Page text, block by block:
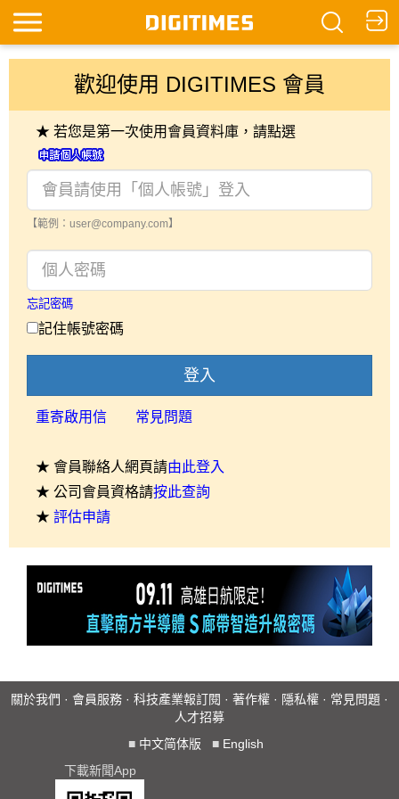
歡迎使用 DIGITIMES 會員
★ 若您是第一次使用會員資料庫，請點選
【範例：user@company.com】
忘記密碼
記住帳號密碼
登入
重寄啟用信 常見問題
★ 會員聯絡人網頁請由此登入
★ 公司會員資格請按此查詢
★ 評估申請
關於我們 · 會員服務 · 科技產業報訂閱 · 著作權 · 隱私權 · 常見問題 ·
人才招募
■ 中文简体版 ■ English
下載新聞App